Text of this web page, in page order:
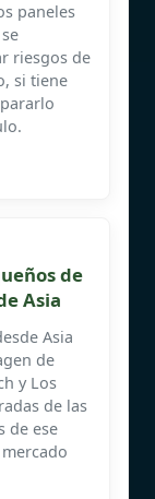
paneles
riesgos de
si tiene
de
Asia
Asia
de
y Los
de las
de ese